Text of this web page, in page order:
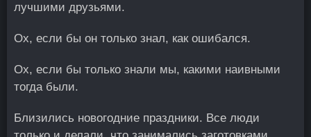
лучшими друзьями.
Ох, если бы он только знал, как ошибался.
Ох, если бы только знали мы, какими наивными
тогда были.
Близились новогодние праздники. Все люди